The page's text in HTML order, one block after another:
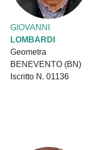
GIOVANNI
LOMBARDI
Geometra
BENEVENTO (BN)
Iscritto N. 01136